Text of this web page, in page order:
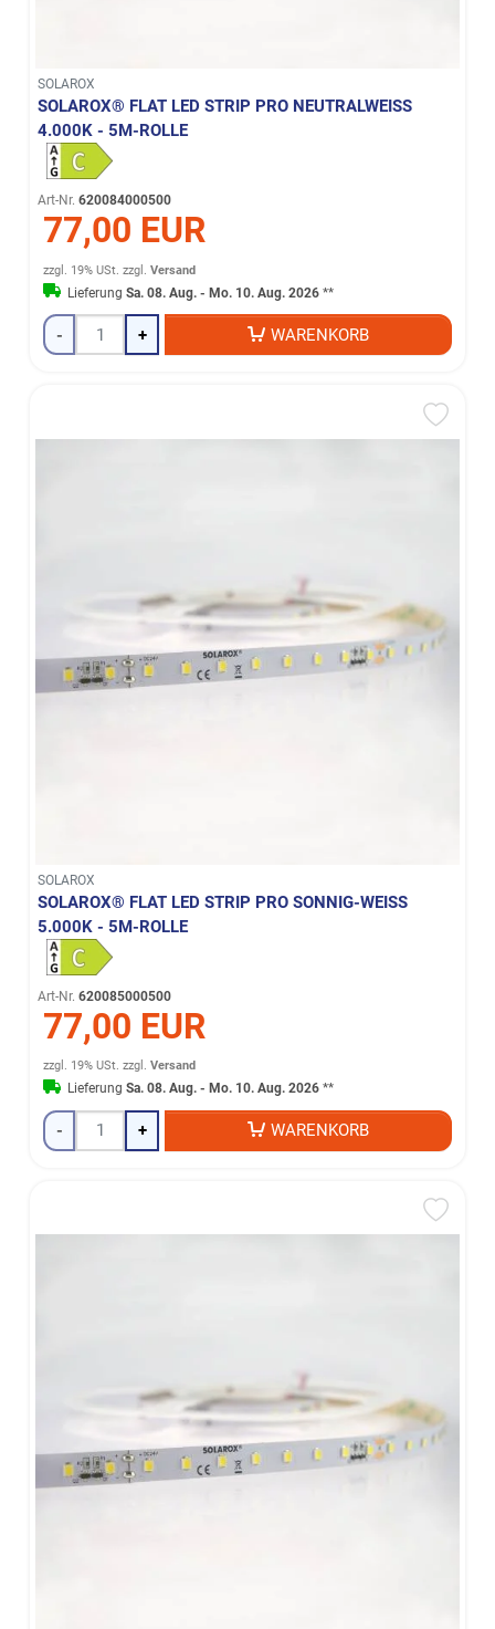
SOLAROX
SOLAROX® FLAT LED STRIP PRO NEUTRALWEISS 4
.000K - 5M-ROLLE
Art-Nr. 620084000500
77,00 EUR
zzgl. 19% USt. zzgl.Versand
LieferungSa. 08. Aug. - Mo. 10. Aug. 2026 **
- + WARENKORB
SOLAROX
SOLAROX® FLAT LED STRIP PRO SONNIG-WEISS 5
.000K - 5M-ROLLE
Art-Nr. 620085000500
77,00 EUR
zzgl. 19% USt. zzgl.Versand
LieferungSa. 08. Aug. - Mo. 10. Aug. 2026 **
- + WARENKORB